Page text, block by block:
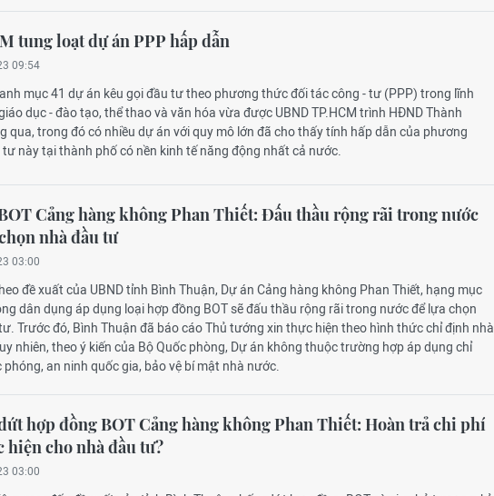
tung loạt dự án PPP hấp dẫn
09:54
mục 41 dự án kêu gọi đầu tư theo phương thức đối tác công - tư (PPP) trong lĩnh
dục - đào tạo, thể thao và văn hóa vừa được UBND TP.HCM trình HĐND Thành
qua, trong đó có nhiều dự án với quy mô lớn đã cho thấy tính hấp dẫn của phương
này tại thành phố có nền kinh tế năng động nhất cả nước.
Cảng hàng không Phan Thiết: Đấu thầu rộng rãi trong nước
nhà đầu tư
03:00
đề xuất của UBND tỉnh Bình Thuận, Dự án Cảng hàng không Phan Thiết, hạng mục
dân dụng áp dụng loại hợp đồng BOT sẽ đấu thầu rộng rãi trong nước để lựa chọn
Trước đó, Bình Thuận đã báo cáo Thủ tướng xin thực hiện theo hình thức chỉ định nhà
nhiên, theo ý kiến của Bộ Quốc phòng, Dự án không thuộc trường hợp áp dụng chỉ
an ninh quốc gia, bảo vệ bí mật nhà nước.
hợp đồng BOT Cảng hàng không Phan Thiết: Hoàn trả chi phí
hiện cho nhà đầu tư?
03:00